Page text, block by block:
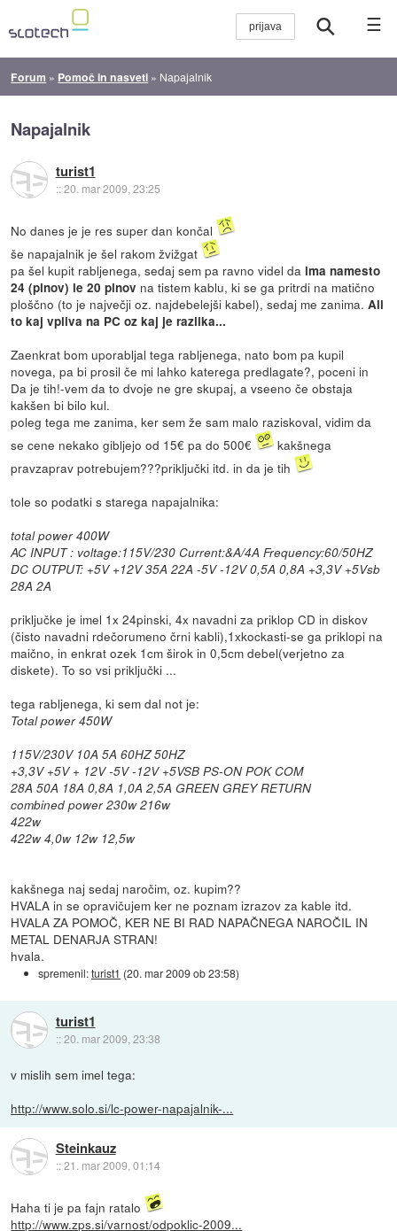
☰
Forum » Pomoč in nasveti » Napajalnik
Napajalnik
turist1
::20. mar 2009, 23:25
No danes je je res super dan končal
še napajalnik je šel rakom žvižgat
pa šel kupit rabljenega, sedaj sem pa ravno videl da ima namesto
24 (pinov) le 20 pinov na tistem kablu, ki se ga pritrdi na matično
ploščno (to je največji oz. najdebelejši kabel), sedaj me zanima.Ali
to kaj vpliva na PC oz kaj je razlika...
Zaenkrat bom uporabljal tega rabljenega, nato bom pa kupil
novega, pa bi prosil če mi lahko katerega predlagate?, poceni in
Da je tih!-vem da to dvoje ne gre skupaj, a vseeno če obstaja
kakšen bi bilo kul.
poleg tega me zanima, ker sem že sam malo raziskoval, vidim da
se cene nekako gibljejo od 15€ pa do 500€
kakšnega
pravzaprav potrebujem???priključki itd. in da je tih
tole so podatki s starega napajalnika:
total power 400W
AC INPUT : voltage:115V/230 Current:&A/4A Frequency:60/50HZ
DC OUTPUT: +5V +12V 35A 22A -5V -12V 0,5A 0,8A +3,3V +5Vsb
28A 2A
priključke je imel 1x 24pinski, 4x navadni za priklop CD in diskov
(čisto navadni rdečorumeno črni kabli),1xkockasti-se ga priklopi na
maično, in enkrat ozek 1cm širok in 0,5cm debel(verjetno za
diskete). To so vsi priključki ...
tega rabljenega, ki sem dal not je:
Total power 450W
115V/230V 10A 5A 60HZ 50HZ
+3,3V +5V + 12V -5V -12V +5VSB PS-ON POK COM
28A 50A 18A 0,8A 1,0A 2,5A GREEN GREY RETURN
combined power 230w 216w
422w
422w 4,0w 12w 12,5w
kakšnega naj sedaj naročim, oz. kupim??
HVALA in se opravičujem ker ne poznam izrazov za kable itd.
HVALA ZA POMOČ, KER NE BI RAD NAPAČNEGA NAROČIL IN
METAL DENARJA STRAN!
hvala.
spremenil:turist1 (20. mar 2009 ob 23:58)
turist1
::20. mar 2009, 23:38
v mislih sem imel tega:
http://www.solo.si/lc-power-napajalnik-...
Steinkauz
::21. mar 2009, 01:14
Haha ti je pa fajn ratalo
http://www.zps.si/varnost/odpoklic-2009...